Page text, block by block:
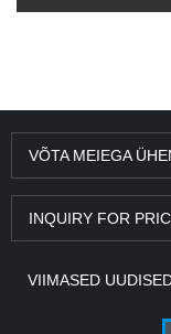
VÕTA MEIEGA
INQUIRY FOR
VIIMASED